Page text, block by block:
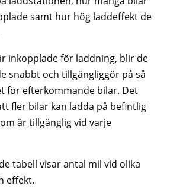
samt hur hög laddeffekt de
inkopplade för laddning, blir de
snabbt och tillgängliggör på så
för efterkommande bilar. Det
fler bilar kan ladda på befintlig
är tillgänglig vid varje
tabell visar antal mil vid olika
effekt.